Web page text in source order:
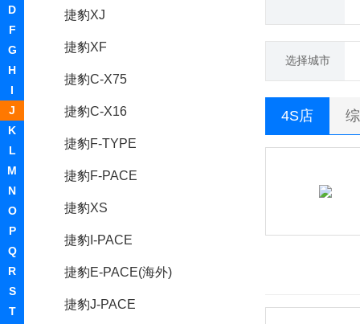
D
F
G
H
I
J
K
L
M
N
O
P
Q
R
S
T
捷豹XJ
捷豹XF
捷豹C-X75
捷豹C-X16
捷豹F-TYPE
捷豹F-PACE
捷豹XS
捷豹I-PACE
捷豹E-PACE(海外)
捷豹J-PACE
选择城市
4S店